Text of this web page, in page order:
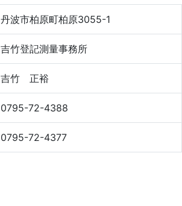
丹波市柏原町柏原3055-1
吉竹登記測量事務所
吉竹 正裕
0795-72-4388
0795-72-4377